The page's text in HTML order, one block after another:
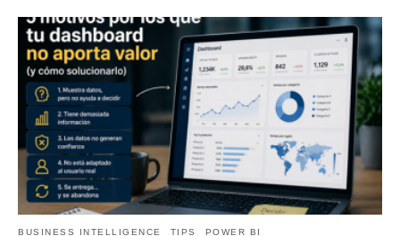
BUSINESS INTELLIGENCE TIPS POWER BI